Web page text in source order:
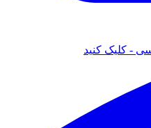
- کلیک کنید